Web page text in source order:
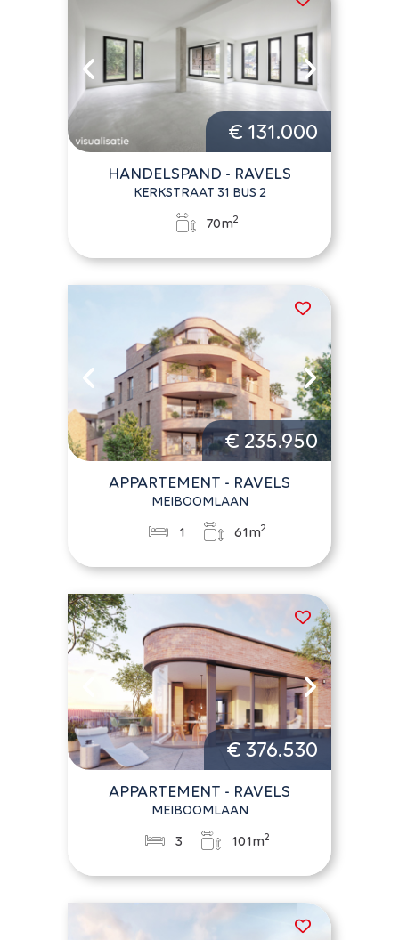
€ 131.000
HANDELSPAND - RAVELS
KERKSTRAAT 31 BUS 2
70m2
€ 235.950
APPARTEMENT - RAVELS
MEIBOOMLAAN
1 61m2
€ 376.530
APPARTEMENT - RAVELS
MEIBOOMLAAN
3 101m2